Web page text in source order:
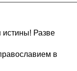
истины! Разве
в